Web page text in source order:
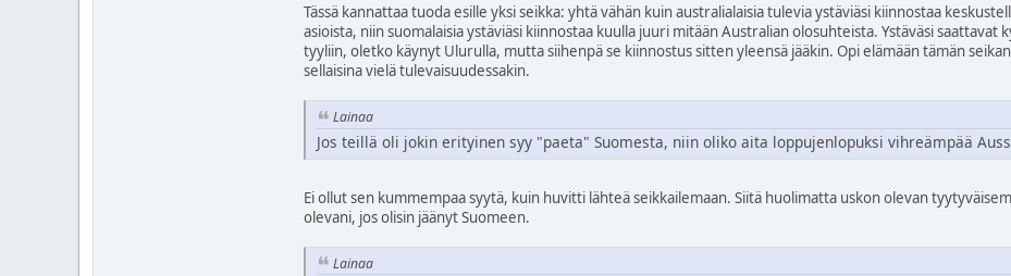
Tässä kannattaa tuoda esille yksi seikka: yhtä vähän kuin australialaisia tulevia ystäviäsi kiinnostaa
asioista, niin suomalaisia ystäviäsi kiinnostaa kuulla juuri mitään Australian olosuhteista. Ystäväsi
tyyliin, oletko käynyt Ulurulla, mutta siihenpä se kiinnostus sitten yleensä jääkin. Opi elämään tämän
sellaisina vielä tulevaisuudessakin.
Lainaa
Jos teillä oli jokin erityinen syy "paeta" Suomesta, niin oliko aita loppujenlopuksi vihreämpää
Ei ollut sen kummempaa syytä, kuin huvitti lähteä seikkailemaan. Siitä huolimatta uskon olevan
olevani, jos olisin jäänyt Suomeen.
Lainaa